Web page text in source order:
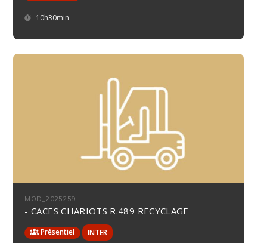
Durée :
10h30min
MOD_2025259
- CACES CHARIOTS R.489 RECYCLAGE
Présentiel